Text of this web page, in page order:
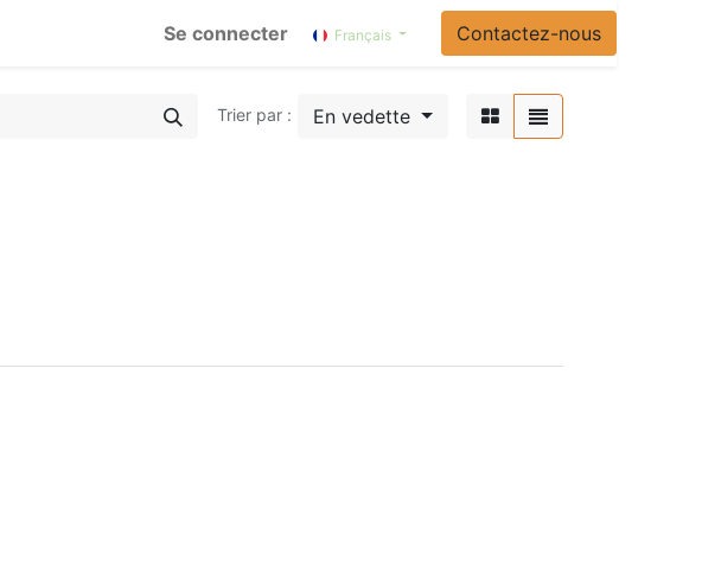
Se connecter Français Contactez-nous
Trier par : En vedette